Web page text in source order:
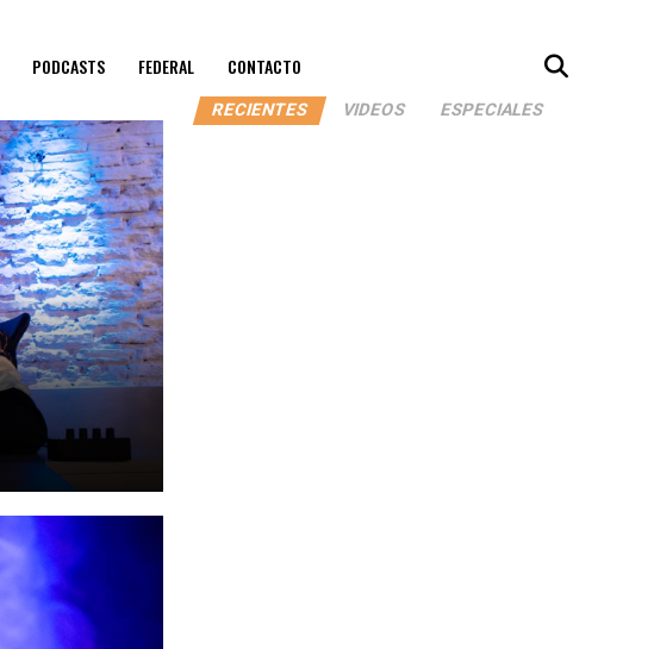
PODCASTS FEDERAL CONTACTO
RECIENTES VIDEOS ESPECIALES